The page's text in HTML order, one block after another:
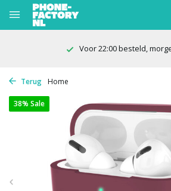
Voor 22:00 besteld,
Terug Home
38% Sale